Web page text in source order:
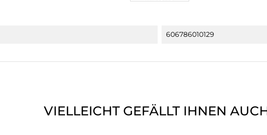
606786010129
VIELLEICHT GEFÄLLT IHNEN